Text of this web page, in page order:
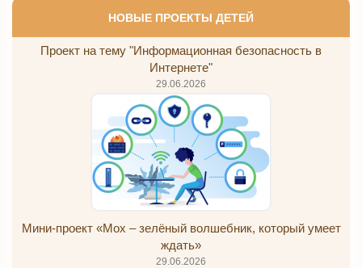
НОВЫЕ ПРОЕКТЫ ДЕТЕЙ
Проект на тему "Информационная безопасность в
Интернете"
29.06.2026
Мини-проект «Мох – зелёный волшебник, который умеет
ждать»
29.06.2026